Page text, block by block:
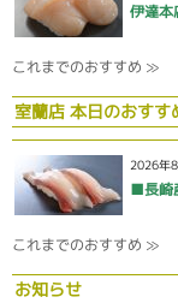
伊達
これまでのおすすめ ≫
室蘭店 本日のおすす
2026年
■長
これまでのおすすめ ≫
お知らせ